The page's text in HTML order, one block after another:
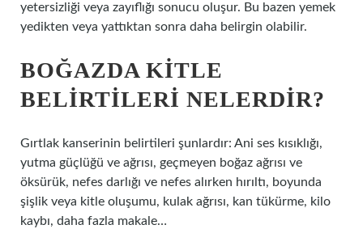
yetersizliği veya zayıflığı sonucu oluşur. Bu bazen yemek
yedikten veya yattıktan sonra daha belirgin olabilir.
BOĞAZDA KITLE
BELIRTILERI NELERDIR?
Gırtlak kanserinin belirtileri şunlardır: Ani ses kısıklığı,
yutma güçlüğü ve ağrısı, geçmeyen boğaz ağrısı ve
öksürük, nefes darlığı ve nefes alırken hırıltı, boyunda
şişlik veya kitle oluşumu, kulak ağrısı, kan tükürme, kilo
kaybı, daha fazla makale…